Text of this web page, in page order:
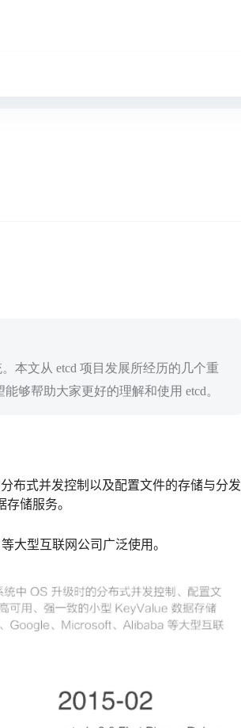
本文从 etcd 项目发展所经历的几个重
够帮助大家更好的理解和使用 etcd。
布式并发控制以及配置文件的存储与分发
储服务。
型互联网公司广泛使用。